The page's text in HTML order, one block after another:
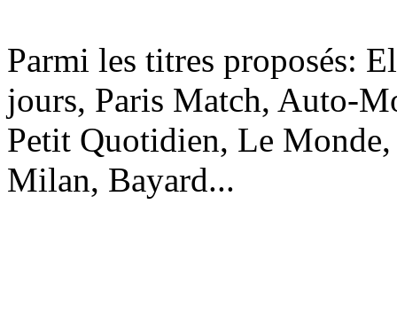
Parmi les titres proposés:
jours, Paris Match, Auto-
Petit Quotidien, Le
Milan, Bayard...